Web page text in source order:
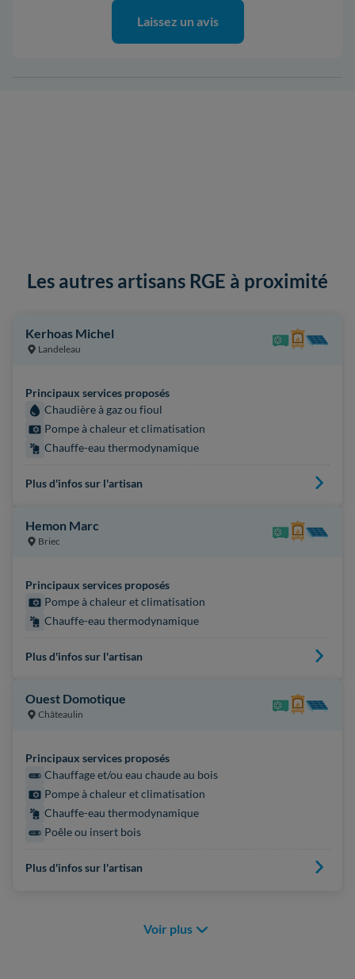
Laissez un avis
Les autres artisans RGE à proximité
Kerhoas Michel
Landeleau
Principaux services proposés
Chaudière à gaz ou fioul
Pompe à chaleur et climatisation
Chauffe-eau thermodynamique
Plus d'infos sur l'artisan
Hemon Marc
Briec
Principaux services proposés
Pompe à chaleur et climatisation
Chauffe-eau thermodynamique
Plus d'infos sur l'artisan
Ouest Domotique
Châteaulin
Principaux services proposés
Chauffage et/ou eau chaude au bois
Pompe à chaleur et climatisation
Chauffe-eau thermodynamique
Poêle ou insert bois
Plus d'infos sur l'artisan
Voir plus